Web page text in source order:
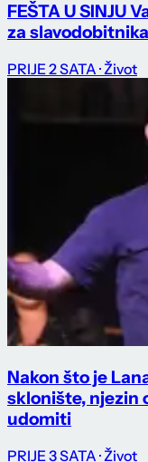
FEŠTA U SINJU
za slavodobitnika
PRIJE 2 SATA · Život
Nakon što je
sklonište, njezin
udomiti
PRIJE 3 SATA · Život